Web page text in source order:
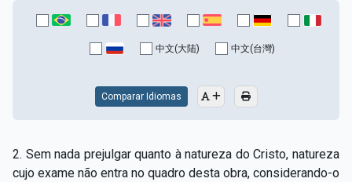
中文(大陆) 中文(台灣)
Comparar Idiomas
2. Sem nada prejulgar quanto à natureza do Cristo, natureza
cujo exame não entra no quadro desta obra, considerando-o